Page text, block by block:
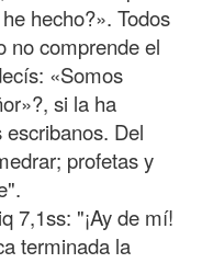
hecho?». Todos
no comprende el
«Somos
si la ha
Del
profetas y
7,1ss: "¡Ay de mí!
terminada la